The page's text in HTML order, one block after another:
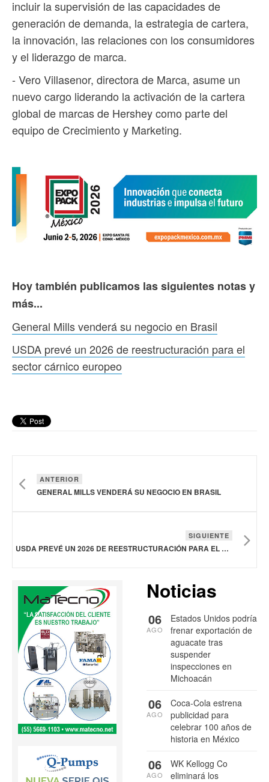
incluir la supervisión de las capacidades de
generación de demanda, la estrategia de cartera,
la innovación, las relaciones con los consumidores
y el liderazgo de marca.
- Vero Villasenor, directora de Marca, asume un
nuevo cargo liderando la activación de la cartera
global de marcas de Hershey como parte del
equipo de Crecimiento y Marketing.
Hoy también publicamos las siguientes notas y
más...
General Mills venderá su negocio en Brasil
USDA prevé un 2026 de reestructuración para el
sector cárnico europeo
ANTERIOR
GENERAL MILLS VENDERÁ SU NEGOCIO EN BRASIL
SIGUIENTE
USDA PREVÉ UN 2026 DE REESTRUCTURACIÓN PARA EL SECTOR CÁRNICO EUROPEO
Noticias
Estados Unidos podría
frenar exportación de
aguacate tras
suspender
inspecciones en
Michoacán
06
AGO
Coca-Cola estrena
publicidad para
celebrar 100 años de
historia en México
06
AGO
WK Kellogg Co
eliminará los
06
AGO